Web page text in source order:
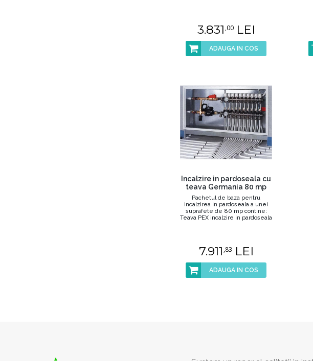
3.831 ,00LEI
ADAUGA IN COS
Incalzire in pardoseala cu
teava Germania 80 mp
Pachetul de baza pentru
incalzirea in pardoseala a unei
suprafete de 80 mp contine:
Teava PEX incalzire in pardoseala
7.911 ,83LEI
ADAUGA IN COS